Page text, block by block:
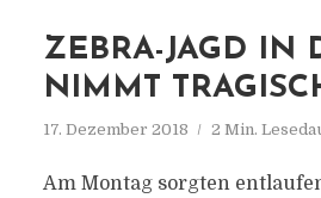
ZEBRA-JAGD IN
NIMMT
17. Dezember 2018 2 Min.
Am Montag sorgten